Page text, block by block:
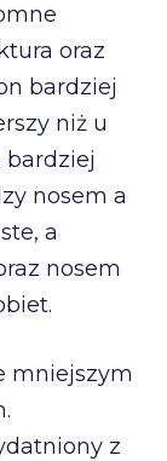
oraz
bardziej
niż u
bardziej
nosem a
a
nosem
mniejszym
z